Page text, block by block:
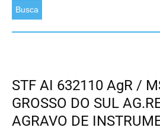
Busca
STF AI 632110 AgR /
GROSSO DO SUL
AGRAVO DE